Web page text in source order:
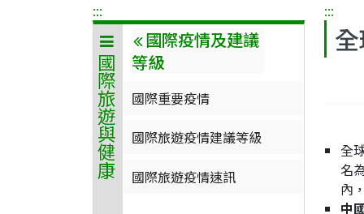
:::
國際旅遊與健康
國際疫情及建議
等級
國際重要疫情
國際旅遊疫情建議等級
國際旅遊疫情速訊
:::
全
名
內
中